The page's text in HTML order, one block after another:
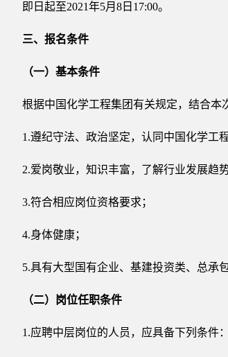
即日起至2021年5月8日17:00。
三、报名条件
（一）基本条件
根据中国化学工程集团有关规定，结合
1.遵纪守法、政治坚定，认同中国化学工
2.爱岗敬业，知识丰富，了解行业发展趋势
3.符合相应岗位资格要求；
4.身体健康；
5.具有大型国有企业、基建投资类、总承
（二）岗位任职条件
1.应聘中层岗位的人员，应具备下列条件：